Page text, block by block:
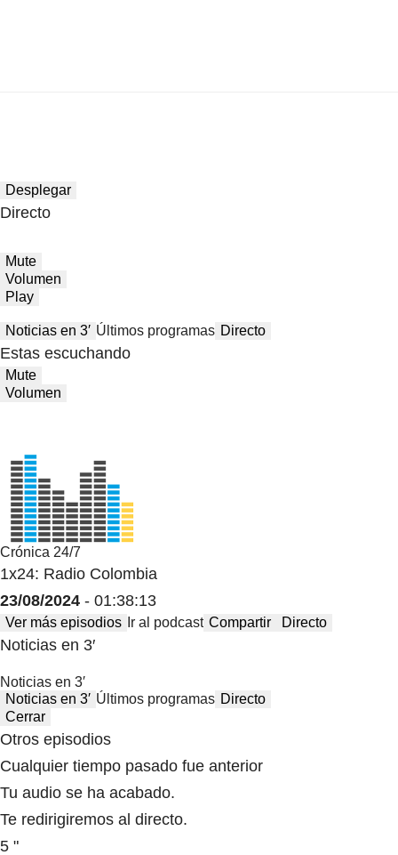
Desplegar
Directo
Mute
Volumen
Play
Noticias en 3′ Últimos programas Directo
Estas escuchando
Mute
Volumen
Crónica 24/7
1x24: Radio Colombia
23/08/2024 - 01:38:13
Ver más episodios Ir al podcast Compartir Directo
Noticias en 3′
Noticias en 3′
Noticias en 3′ Últimos programas Directo
Cerrar
Otros episodios
Cualquier tiempo pasado fue anterior
Tu audio se ha acabado.
Te redirigiremos al directo.
5 "